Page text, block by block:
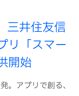
三井住友信
リ「スマー
開始
。アプリで創る、